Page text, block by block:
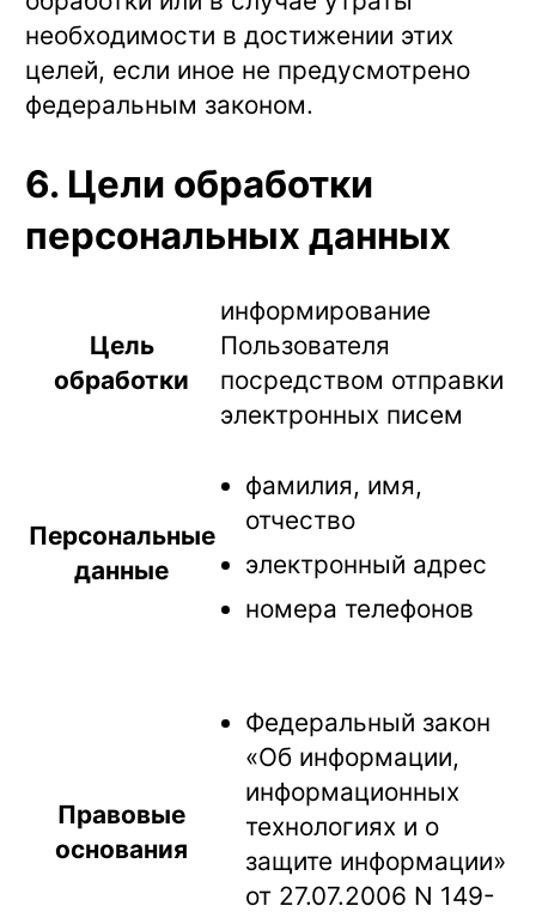
необходимости в достижении этих
целей, если иное не предусмотрено
федеральным законом.
6. Цели обработки
персональных данных
Цель
обработки
информирование
Пользователя
посредством отправки
электронных писем
Персональные
данные
фамилия, имя,
отчество
электронный адрес
номера телефонов
Правовые
основания
Федеральный закон
«Об информации,
информационных
технологиях и о
защите информации»
от 27.07.2006 N 149-